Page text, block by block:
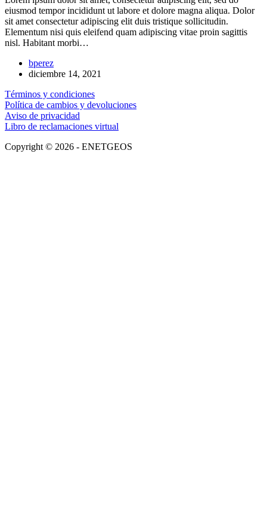
eiusmod tempor incididunt ut labore et dolore magna aliqua. Dolor
sit amet consectetur adipiscing elit duis tristique sollicitudin.
Elementum nisi quis eleifend quam adipiscing vitae proin sagittis
nisl. Habitant morbi…
bperez
diciembre 14, 2021
Términos y condiciones
Política de cambios y devoluciones
Aviso de privacidad
Libro de reclamaciones virtual
Copyright © 2026 - ENETGEOS